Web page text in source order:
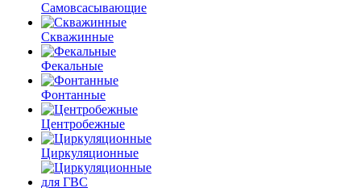
Самовсасывающие
Скважинные
Фекальные
Фонтанные
Центробежные
Циркуляционные